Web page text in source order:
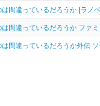
間違っているだろうか [ラノ
間違っているだろうか ファ
間違っているだろうか外伝